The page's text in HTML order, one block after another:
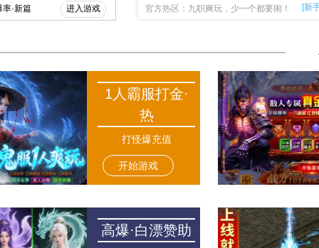
1人霸服打金·
热
打怪爆充值
开始游戏
·新篇 进入游戏
高爆·白漂赞助
官方热区：九职爽玩，少一个都要闹！ [新